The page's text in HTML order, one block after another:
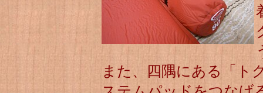
また、四隅にある「ト